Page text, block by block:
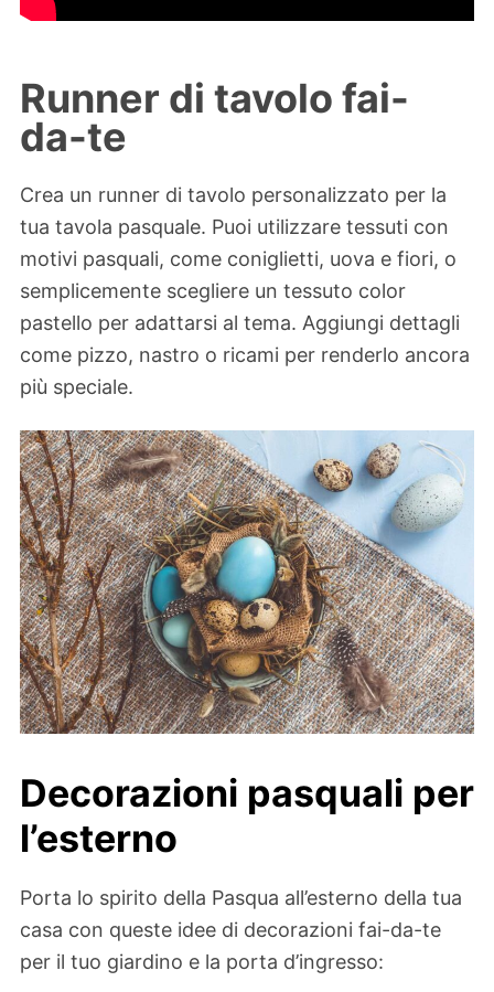
Runner di tavolo fai-
da-te
Crea un runner di tavolo personalizzato per la
tua tavola pasquale. Puoi utilizzare tessuti con
motivi pasquali, come coniglietti, uova e fiori, o
semplicemente scegliere un tessuto color
pastello per adattarsi al tema. Aggiungi dettagli
come pizzo, nastro o ricami per renderlo ancora
più speciale.
Decorazioni pasquali per
l’esterno
Porta lo spirito della Pasqua all’esterno della tua
casa con queste idee di decorazioni fai-da-te
per il tuo giardino e la porta d’ingresso: